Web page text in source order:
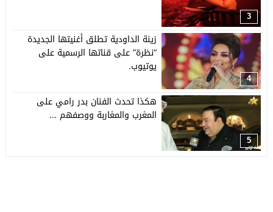
3
4
زينة الداودية تطلق أغنيتها الجديدة
“نظرة” على قناتها الرسمية على
يوتيوب.
5
هكذا تحدث الفنان بدر رامي على
المغرب والمغاربة ووصفهم …